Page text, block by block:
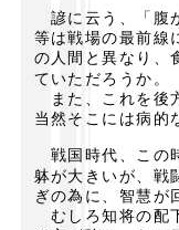
諺に云う、「腹
等は戦場の最前線
の人間と異なり、
ていただろうか。
また、これを後
当然そこには病的
戦国時代、この
躰が大きいが、戦
ぎの為に、智慧が
むしろ知将の配